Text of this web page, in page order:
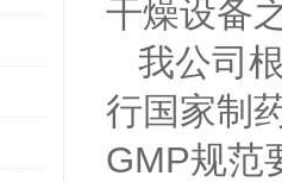
干燥设备
我公司
行国家制
GMP规范